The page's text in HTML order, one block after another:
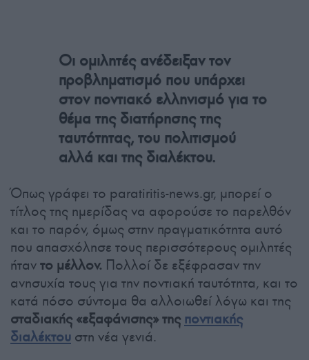
Οι ομιλητές ανέδειξαν τον
προβληματισμό που υπάρχει
στον ποντιακό ελληνισμό για το
θέμα της διατήρησης της
ταυτότητας, του πολιτισμού
αλλά και της διαλέκτου.
Όπως γράφει το paratiritis-news.gr, μπορεί ο
τίτλος της ημερίδας να αφορούσε το παρελθόν
και το παρόν, όμως στην πραγματικότητα αυτό
που απασχόλησε τους περισσότερους ομιλητές
ήταντο μέλλον. Πολλοί δε εξέφρασαν την
ανησυχία τους για την ποντιακή ταυτότητα, και το
κατά πόσο σύντομα θα αλλοιωθεί λόγω και της
σταδιακής «εξαφάνισης» τηςποντιακής
διαλέκτου στη νέα γενιά.